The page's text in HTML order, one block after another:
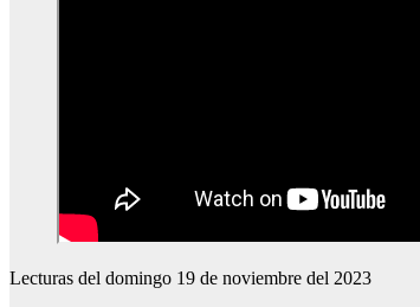
Lecturas del domingo 19 de noviembre del 2023